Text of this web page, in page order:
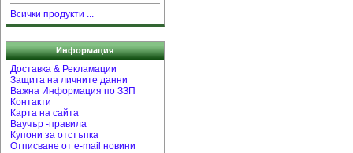
Всички продукти ...
Информация
Доставка & Рекламации
Защита на личните данни
Важна Информация по ЗЗП
Контакти
Карта на сайта
Ваучър -правила
Купони за отстъпка
Отписване от e-mail новини